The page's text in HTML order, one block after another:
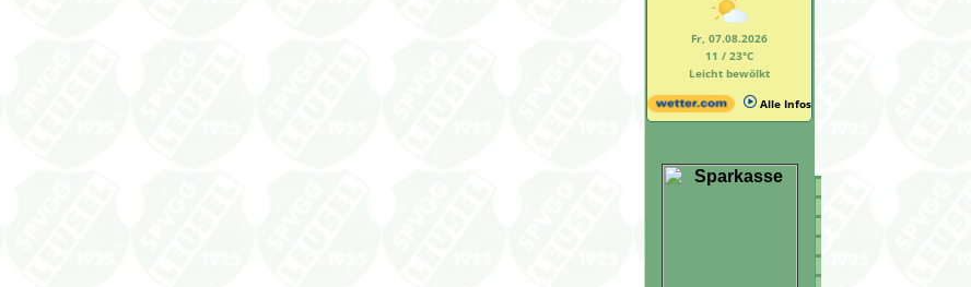
Fr, 07.08.2026
11 / 23°C
Leicht bewölkt
Alle Infos